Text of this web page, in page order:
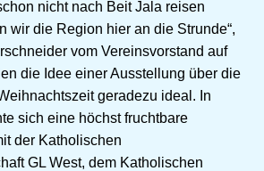
nicht nach Beit Jala reisen
wir die Region hier an die Strunde“,
vom Vereinsvorstand auf
die Idee einer Ausstellung über die
geradezu ideal. In
sich eine höchst fruchtbare
der Katholischen
GL West, dem Katholischen